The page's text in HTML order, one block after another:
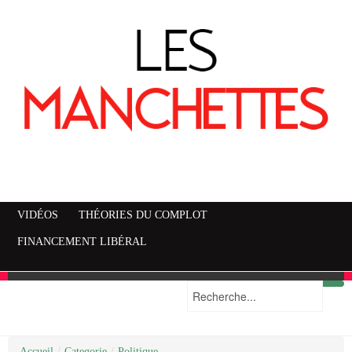
VIDÉOS THÉORIES DU COMPLOT
FINANCEMENT LIBÉRAL